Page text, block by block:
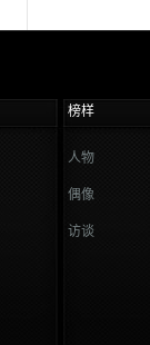
榜样
人物
偶像
访谈